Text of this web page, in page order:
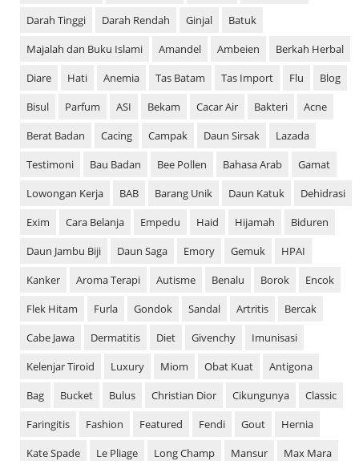
Darah Tinggi
Darah Rendah Ginjal
Batuk
Majalah dan Buku Islami
Amandel Ambeien
Berkah Herbal
Diare
Hati Anemia Tas Batam Tas Import Flu
Blog
Bisul
Parfum ASI Bekam Cacar Air Bakteri
Acne
Berat Badan
Cacing Campak Daun Sirsak
Lazada
Testimoni
Bau Badan Bee Pollen Bahasa Arab
Gamat
Lowongan Kerja
BAB Barang Unik Daun Katuk
Dehidrasi
Exim
Cara Belanja Empedu Haid Hijamah
Biduren
Daun Jambu Biji
Daun Saga Emory Gemuk
HPAI
Kanker
Aroma Terapi Autisme Benalu Borok
Encok
Flek Hitam
Furla Gondok Sandal Artritis
Bercak
Cabe Jawa
Dermatitis Diet Givenchy
Imunisasi
Kelenjar Tiroid
Luxury Miom Obat Kuat
Antigona
Bag
Bucket Bulus Christian Dior Cikungunya
Classic
Faringitis
Fashion Featured Fendi Gout
Hernia
Kate Spade
Le Pliage Long Champ Mansur Max Mara